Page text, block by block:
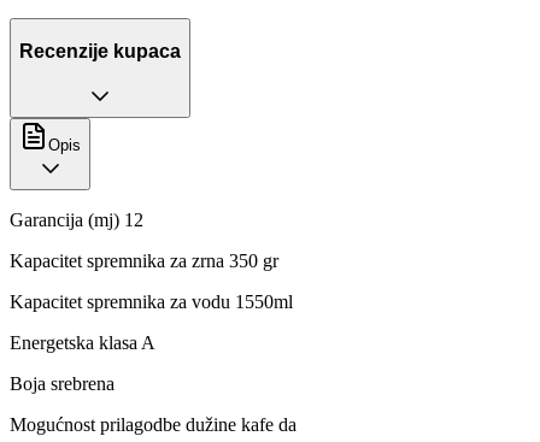
Recenzije kupaca
Opis
Garancija (mj) 12
Kapacitet spremnika za zrna 350 gr
Kapacitet spremnika za vodu 1550ml
Energetska klasa A
Boja srebrena
Mogućnost prilagodbe dužine kafe da